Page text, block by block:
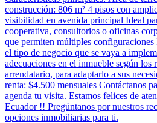
construcción: 806 m² 4 pisos con
visibilidad en avenida principal Ideal
cooperativa, consultorios o oficinas
que permiten múltiples
el tipo de negocio que se vaya a
adecuaciones en el inmueble según los
arrendatario, para adaptarlo a sus
renta: $4.500 mensuales Contáctanos
agenda tu visita. Estamos felices de
Ecuador !! Pregúntanos por nuestros
opciones inmobiliarias para ti.